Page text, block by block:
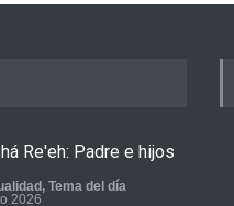
Re'eh: Padre e hijos
, Tema del día
2026